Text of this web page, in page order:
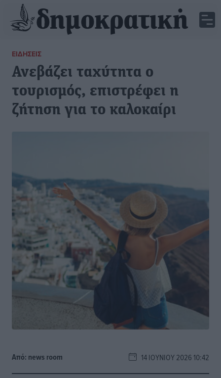
ΕΙΔΉΣΕΙΣ
Ανεβάζει ταχύτητα ο
τουρισμός, επιστρέφει η
ζήτηση για το καλοκαίρι
Από: news room 14 ΙΟΥΝΊΟΥ 2026 10:42